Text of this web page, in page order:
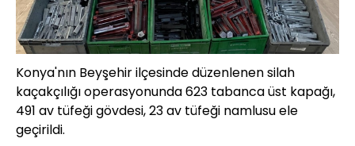
Konya'nın Beyşehir ilçesinde düzenlenen silah
kaçakçılığı operasyonunda 623 tabanca üst kapağı,
491 av tüfeği gövdesi, 23 av tüfeği namlusu ele
geçirildi.